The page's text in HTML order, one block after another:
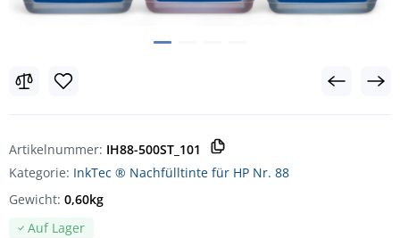
Artikelnummer: IH88-500ST_101
Kategorie: InkTec ® Nachfülltinte für HP Nr. 88
Auf Lager
Gewicht: 0,60kg